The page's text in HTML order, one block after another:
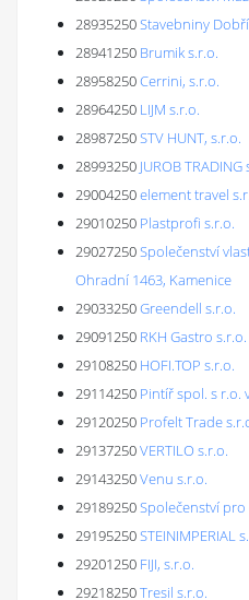
28935250Stavebniny
28941250 Brumik s.r.o.
28958250Cerrini, s.r.o.
28964250 LIJM s.r.o.
28987250STV HUNT, s.r.o.
28993250 JUROB TRADING
29004250element travel
29010250 Plastprofi s.r.o.
29027250Společenství
Ohradní 1463, Kamenice
29033250Greendell s.r.o.
29091250 RKH Gastro s.r.o.
29108250 HOFI.TOP s.r.o.
29114250 Pintíř spol. s r.o.
29120250 Profelt Trade
29137250VERTILO s.r.o.
29143250Venu s.r.o.
29189250Společenství pro
29195250STEINIMPERIAL
29201250 FIJI, s.r.o.
29218250Tresil s.r.o.